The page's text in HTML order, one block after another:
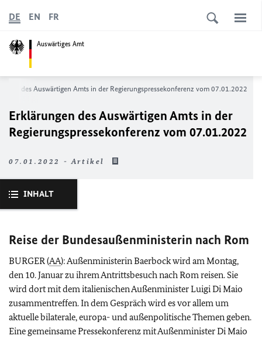
Auswärtiges Amt
DE EN FR
des Auswärtigen Amts in der Regierungs­­­pressekonferenz vom 07.01.2022
Erklärungen des Auswärtigen Amts in der
Regierungs­­­pressekonferenz vom 07.01.2022
07.01.2022 - Artikel
INHALT
Reise der Bundesaußenministerin nach Rom
BURGER (AA): Außenministerin Baerbock wird am Montag,
den 10. Januar zu ihrem Antrittsbesuch nach Rom reisen. Sie
wird dort mit dem italienischen Außenminister Luigi Di Maio
zusammentreffen. In dem Gespräch wird es vor allem um
aktuelle bilaterale, europa- und außenpolitische Themen geben.
Eine gemeinsame Pressekonferenz mit Außenminister Di Maio